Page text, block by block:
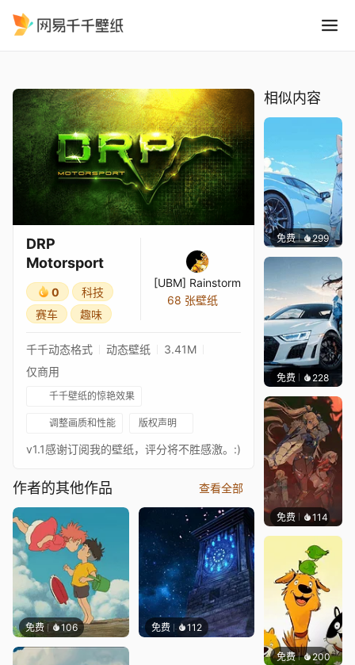
DRP
Motorsport
0
科技
赛车
趣味
[UBM] Rainstorm
68 张壁纸
千千动态格式 动态壁纸
3.41M
仅商用
千千壁纸的惊艳效果
调整画质和性能 版权声明
v1.1感谢订阅我的壁纸，评分将不胜感激。:)
作者的其他作品 查看全部
免费 106 免费 112
相似内容
免费 299Ado
免费 228Ado
免费 114Nesu
免费 200渔小小